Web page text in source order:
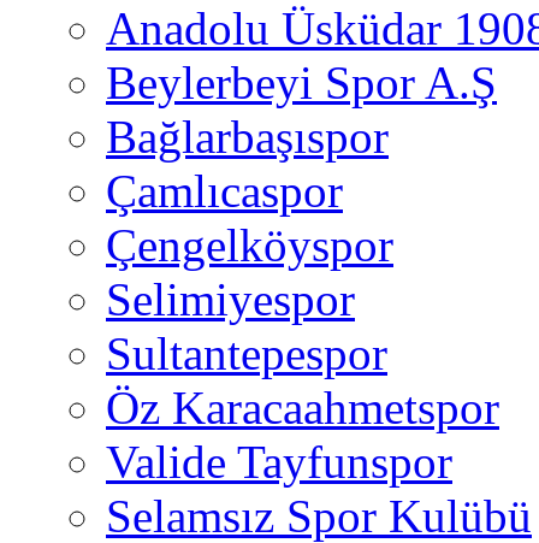
Anadolu Üsküdar
Beylerbeyi Spor A.Ş
Bağlarbaşıspor
Çamlıcaspor
Çengelköyspor
Selimiyespor
Sultantepespor
Öz Karacaahmetspor
Valide Tayfunspor
Selamsız Spor Kulübü